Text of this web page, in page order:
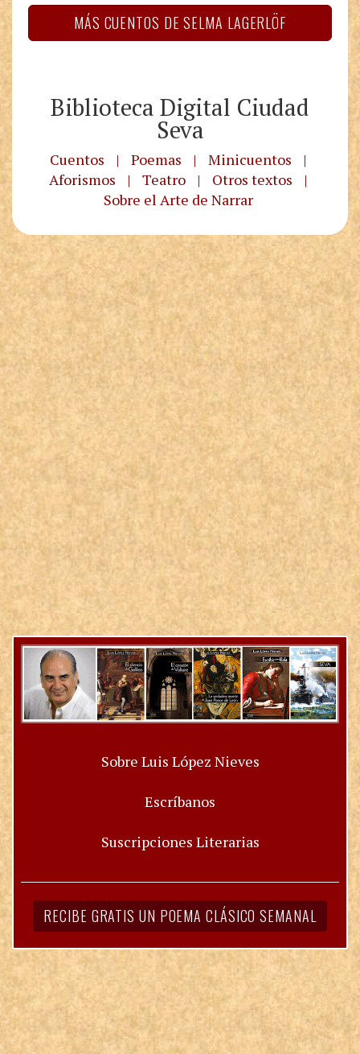
MÁS CUENTOS DE SELMA LAGERLÖF
Biblioteca Digital Ciudad
Seva
Cuentos | Poemas | Minicuentos
|
Aforismos
| Teatro | Otros textos
|
Sobre el Arte de Narrar
Sobre Luis López Nieves
Escríbanos
Suscripciones Literarias
RECIBE GRATIS UN POEMA CLÁSICO SEMANAL